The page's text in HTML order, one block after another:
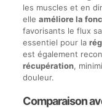
les muscles et en
elle améliore la
favorisants le flux
essentiel pour la
est également
récupération,
douleur.
Comparaison